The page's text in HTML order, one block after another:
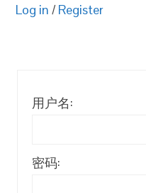
Log in / Register
用户名:
密码: